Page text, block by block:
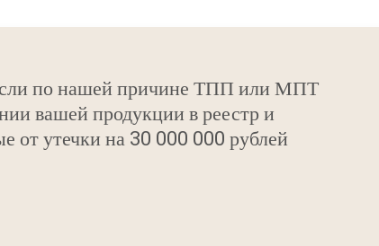
по нашей причине ТПП или МПТ
вашей продукции в реестр и
от утечки на 30 000 000 рублей